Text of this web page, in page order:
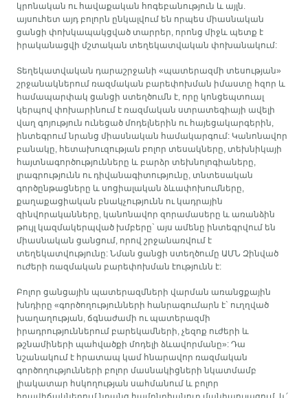
կրոնական ու հավաքական հոգեբանություն և այլն.
այսուհետ այդ բոլորն ընկալվում են որպես միասնական
ցանցի փոխկապակցված տարրեր, որոնց միջև պետք է
իրականացվի մշտական տեղեկատվական փոխանակում:
Տեղեկատվական դարաշրջանի «պատերազմի տեսության»
շրջանակներում ռազմական բարեփոխման իմաստը հզոր և
համապարփակ ցանցի ստեղծումն է, որը կոնցեպտուալ
կերպով փոխարինում է ռազմական ստրատեգիայի ավելի
վաղ գոյություն ունեցած մոդելներին ու հայեցակարգերին,
ինտեգրում նրանց միասնական համակարգում: Կանոնավոր
բանակը, հետախուզության բոլոր տեսակները, տեխնիկայի
հայտնագործությունները և բարձր տեխնոլոգիաները,
լրագրությունն ու դիվանագիտությունը, տնտեսական
գործընթացները և սոցիալական ձևափոխումները,
քաղաքացիական բնակչությունն ու կադրային
զինվորականները, կանոնավոր զորամասերը և առանձին
թույլ կազմակերպված խմբերը` այս ամենը ինտեգրվում են
միասնական ցանցում, որով շրջանառվում է
տեղեկատվությունը: Նման ցանցի ստեղծումը ԱՄՆ Զինված
ուժերի ռազմական բարեփոխման էությունն է:
Բոլոր ցանցային պատերազմների վարման առանցքային
խնդիրը «գործողությունների հանրագումարն է` ուղղված
խաղաղության, ճգնաժամի ու պատերազմի
իրադրություններում բարեկամների, չեզոք ուժերի և
թշնամիների պահվածքի մոդելի ձևավորմանը»: Դա
նշանակում է հրատապ կամ հնարավոր ռազմական
գործողությունների բոլոր մասնակիցների նկատմամբ
լիակատար հսկողության սահմանում և բոլոր